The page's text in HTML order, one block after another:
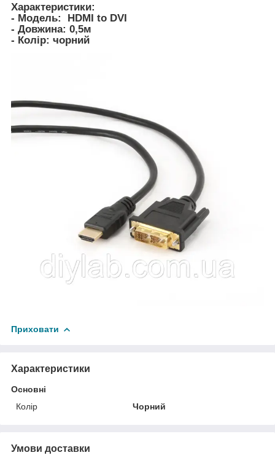
Характеристики:
- Модель: HDMI to DVI
- Довжина: 0,5м
- Колір: чорний
Приховати
Характеристики
Основні
Колір
Чорний
Умови доставки